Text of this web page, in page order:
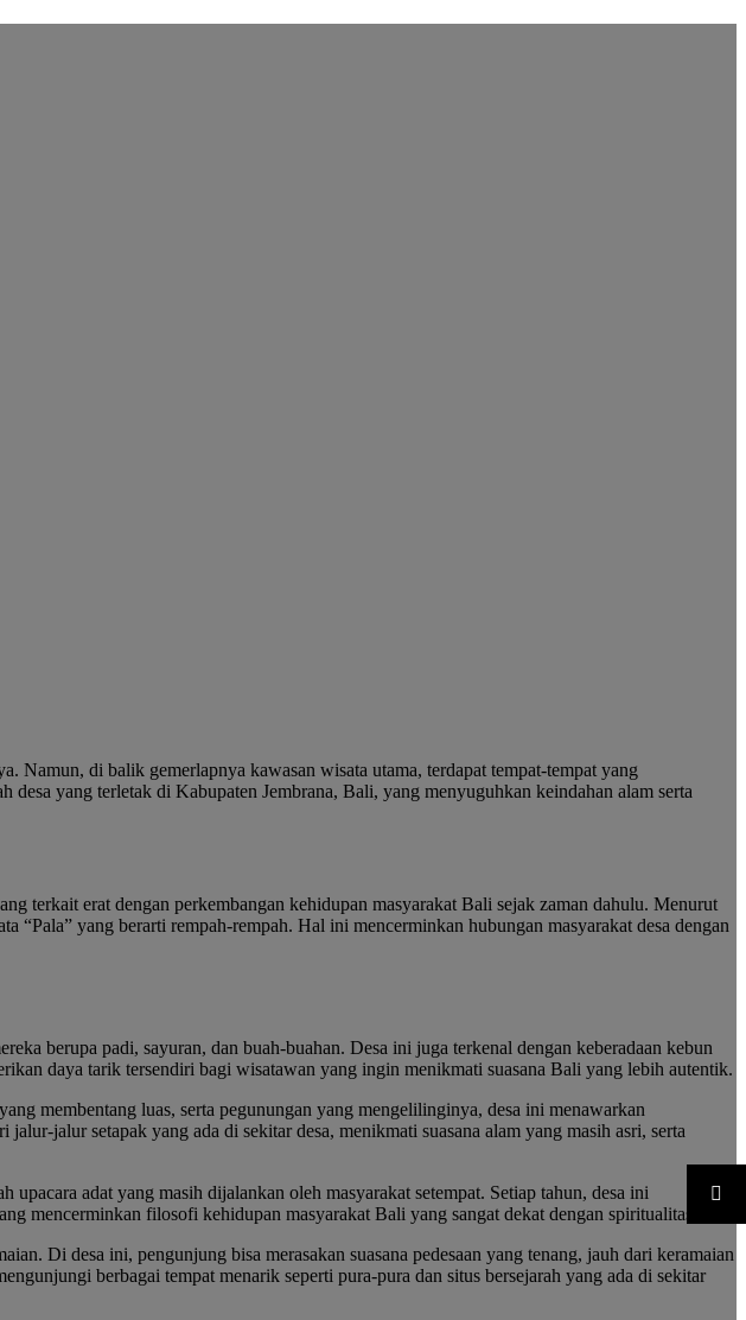
Namun, di balik gemerlapnya kawasan wisata utama, terdapat tempat-tempat yang
desa yang terletak di Kabupaten Jembrana, Bali, yang menyuguhkan keindahan alam serta
terkait erat dengan perkembangan kehidupan masyarakat Bali sejak zaman dahulu. Menurut
“Pala” yang berarti rempah-rempah. Hal ini mencerminkan hubungan masyarakat desa dengan
berupa padi, sayuran, dan buah-buahan. Desa ini juga terkenal dengan keberadaan kebun
daya tarik tersendiri bagi wisatawan yang ingin menikmati suasana Bali yang lebih autentik.
membentang luas, serta pegunungan yang mengelilinginya, desa ini menawarkan
jalur setapak yang ada di sekitar desa, menikmati suasana alam yang masih asri, serta
adat yang masih dijalankan oleh masyarakat setempat. Setiap tahun, desa ini
mencerminkan filosofi kehidupan masyarakat Bali yang sangat dekat dengan spiritualitas.
Di desa ini, pengunjung bisa merasakan suasana pedesaan yang tenang, jauh dari keramaian
berbagai tempat menarik seperti pura-pura dan situs bersejarah yang ada di sekitar